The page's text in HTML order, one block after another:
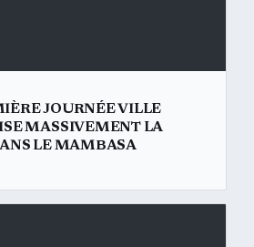
JOURNÉE VILLE
MASSIVEMENT LA
LE MAMBASA